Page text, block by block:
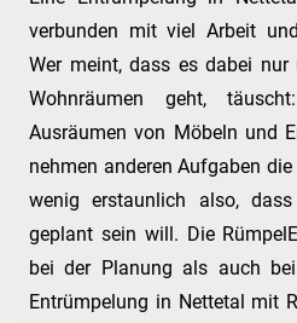
verbunden mit viel Arbeit
Wer meint, dass es dabei
Wohnräumen geht,
Ausräumen von Möbeln und
nehmen anderen Aufgaben
wenig erstaunlich also,
geplant sein will. Die
bei der Planung als auch
Entrümpelung in Nettetal mit